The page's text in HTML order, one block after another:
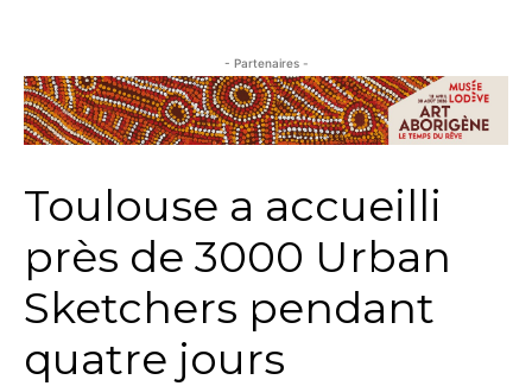
- Partenaires -
Toulouse a accueilli
près de 3000 Urban
Sketchers pendant
quatre jours